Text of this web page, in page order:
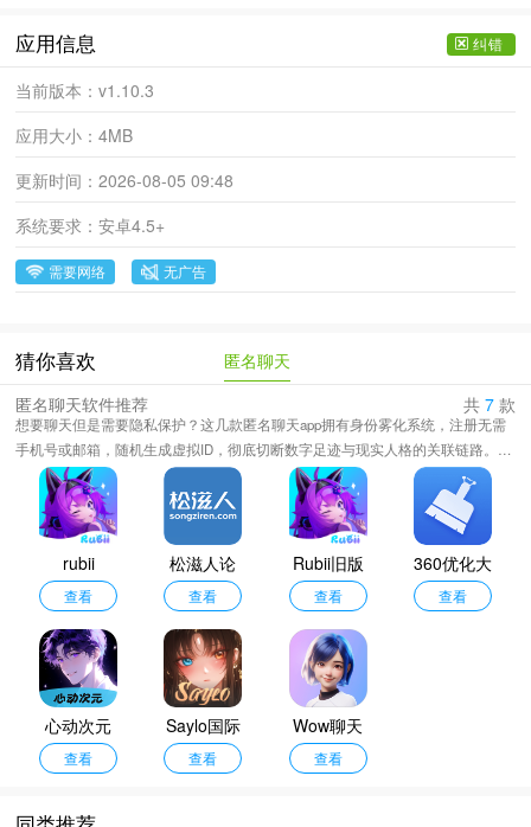
应用信息
当前版本：v1.10.3
应用大小：4MB
更新时间：2026-08-05 09:48
系统要求：安卓4.5+
需要网络 无广告
纠错
猜你喜欢
匿名聊天
匿名聊天软件推荐
共 7 款
想要聊天但是需要隐私保护？这几款匿名聊天app拥有身份雾化系统，注册无需
手机号或邮箱，随机生成虚拟ID，彻底切断数字足迹与现实人格的关联链路。内
容仅在收发双方设备解密，服务端仅存乱码，会话结束后自动销毁，不留数字遗
迹。彼此输入相同密钥方可解锁聊天窗口，陌生人之间形成私密结界，
unsolicited 侵扰无法穿透。还有声纹伪装引擎，实时语音变声处理，音色、语
调、性别特征均可重构，声音社交中保留最后一层神秘面纱。
rubii
查看
松滋人论
坛
查看
Rubii旧版
查看
360优化大
师最新版
查看
心动次元
查看
Saylo国际
版
查看
Wow聊天
最新版
查看